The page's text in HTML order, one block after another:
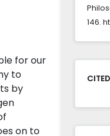
for our
to
by
on to
146.